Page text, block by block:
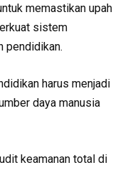
memastikan upah
sistem
pendidikan.
harus menjadi
daya manusia
keamanan total di